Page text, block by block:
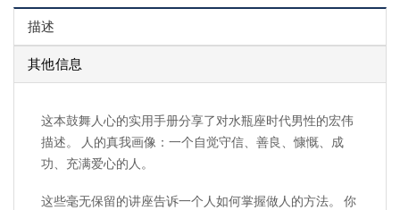
描述
其他信息
这本鼓舞人心的实用手册分享了对水瓶座时代男性的宏伟
描述。 人的真我画像：一个自觉守信、善良、慷慨、成
功、充满爱心的人。
这些毫无保留的讲座告诉一个人如何掌握做人的方法。 你